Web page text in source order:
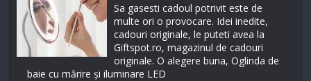
Sa gasesti cadoul potrivit este de
multe ori o provocare. Idei inedite,
cadouri originale, le puteti avea la
Giftspot.ro, magazinul de cadouri
originale. O alegere buna, Oglinda de
baie cu mărire și iluminare LED